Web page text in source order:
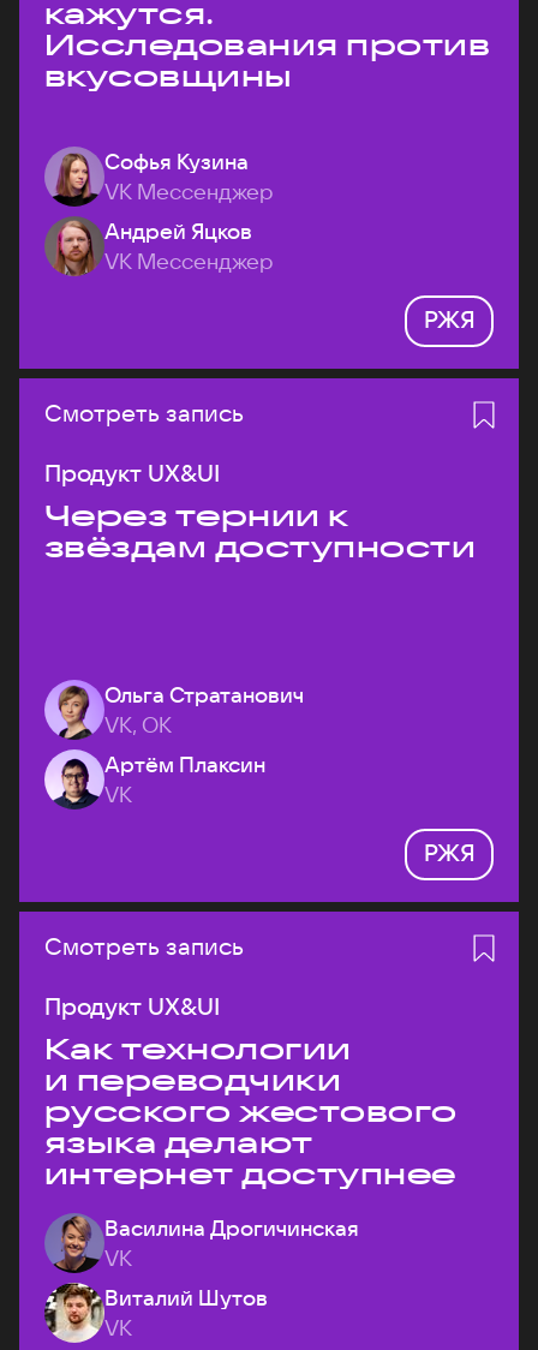
кажутся.
Исследования против
вкусовщины
Софья Кузина
VK Мессенджер
Андрей Яцков
VK Мессенджер
РЖЯ
Смотреть запись
Продукт UX&UI
Через тернии к
звёздам доступности
Ольга Стратанович
VK, ОК
Артём Плаксин
VK
РЖЯ
Смотреть запись
Продукт UX&UI
Как технологии
и переводчики
русского жестового
языка делают
интернет доступнее
Василина Дрогичинская
VK
Виталий Шутов
VK